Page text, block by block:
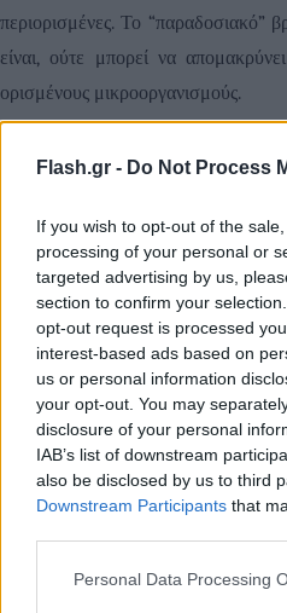
Flash.gr - Do Not Process
If you wish to opt-out of the
processing of your personal or
targeted advertising by us,
section to confirm your
opt-out request is processed
interest-based ads based on
us or personal information
your opt-out. You may
disclosure of your personal
IAB’s list of downstream
also be disclosed by us to third
Downstream Participants that
Please note that this website/
Personal Data Processing
περιορισμένες. Το “παραδοσιακό”
είναι, ούτε μπορεί να
ορισμένους μικροοργανισμούς.
Πολλοί άνθρωποι καταφεύγουν
από όσα λύνει. Σύμφωνα με το
Ερευνών (ΠΑΚΟΕ 2019), οι
θερμοκρασίες) ευνοούν την
χημικά που μπορούν να περάσουν
φτιαγμένες οι φιάλες
εμφιαλωμένο νερό δεν είναι ούτε
οικονομικό για να το
πλύσιμο φρέσκων φρούτων και
αποτελεσματική.Ένα υψηλής